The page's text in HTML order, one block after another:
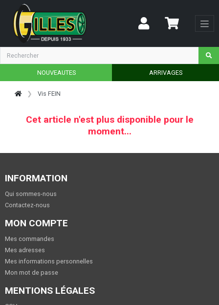
NOUVEAUTES ARRIVAGES
Vis FEIN
Cet article n'est plus disponible pour le
moment...
INFORMATION
Qui sommes-nous
Contactez-nous
MON COMPTE
Mes commandes
Mes adresses
Mes informations personnelles
Mon mot de passe
MENTIONS LÉGALES